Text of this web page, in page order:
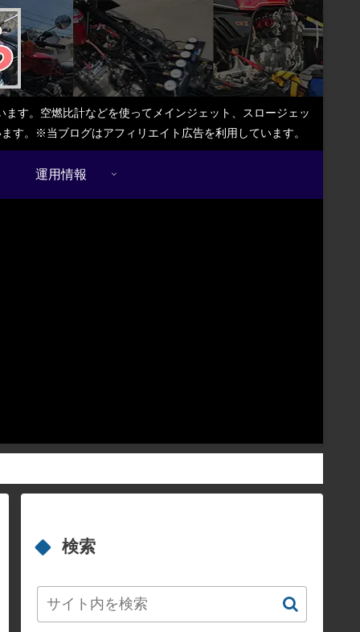
す。空燃比計などを使ってメインジェット、スロージェッ
す。※当ブログはアフィリエイト広告を利用しています。
運用情報
検索